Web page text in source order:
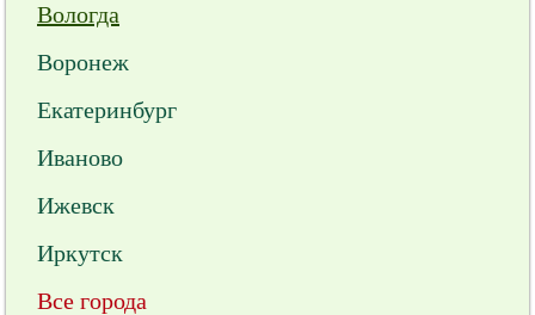
Вологда
Воронеж
Екатеринбург
Иваново
Ижевск
Иркутск
Все города